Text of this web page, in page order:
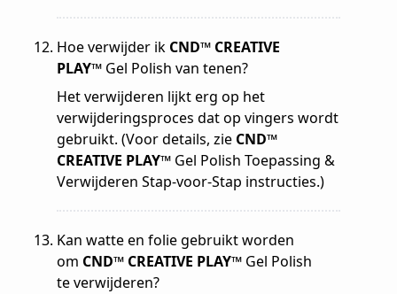
Hoe verwijder ik CND™ CREATIVE
PLAY™ Gel Polish van tenen?
Het verwijderen lijkt erg op het
verwijderingsproces dat op vingers wordt
gebruikt. (Voor details, zie CND™
CREATIVE PLAY™ Gel Polish Toepassing &
Verwijderen Stap-voor-Stap instructies.)
Kan watte en folie gebruikt worden
om CND™ CREATIVE PLAY™ Gel Polish
te verwijderen?